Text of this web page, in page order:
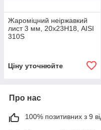
Жароміцний неіржавкий
лист 3 мм, 20х23Н18, AISI
310S
Ціну уточнюйте
Про нас
100% позитивних з 9